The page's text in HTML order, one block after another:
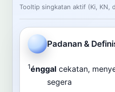
Dashboard Pencarian
Tooltip singkatan aktif (Ki, KN,
Padanan &
1énggal cekatan,
segera